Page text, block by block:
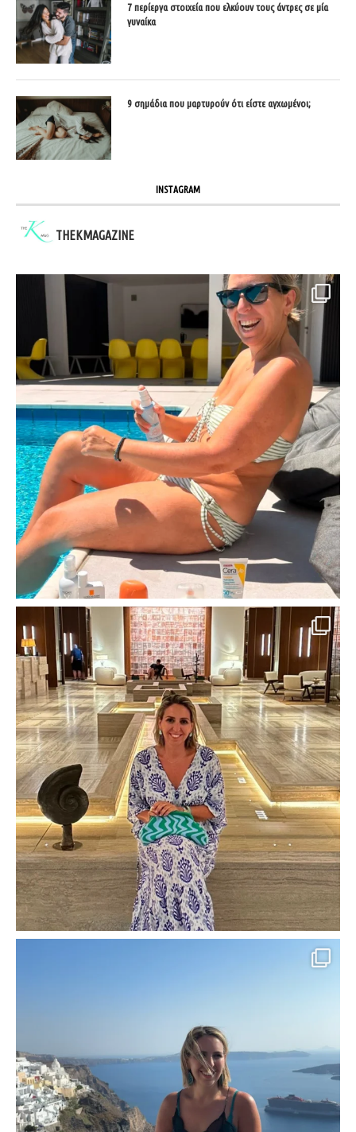
7 περίεργα στοιχεία που ελκύουν τους άντρες σε μία
γυναίκα
9 σημάδια που μαρτυρούν ότι είστε αγχωμένοι;
INSTAGRAM
THEKMAGAZINE